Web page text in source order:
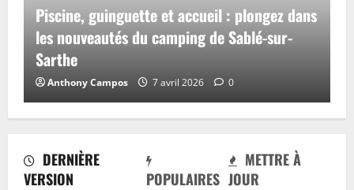
DERNIÈRE
VERSION
POPULAIRES
METTRE À
JOUR
Piscine, guinguette et accueil : plongez dans
les nouveautés du camping de Sablé-sur-
Sarthe
Anthony Campos 7 avril 2026 0